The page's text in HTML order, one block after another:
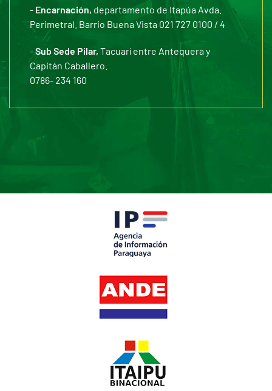
- Encarnación, departamento de Itapúa Avda.
Perimetral. Barrio Buena Vista 021 727 0100 / 4
-Sub Sede Pilar, Tacuarí entre Antequera y
Capitán Caballero.
0786- 234 160